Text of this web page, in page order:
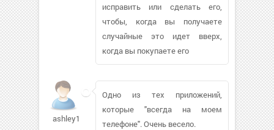
исправить или сделать его,
чтобы, когда вы получаете
случайные это идет вверх,
когда вы покупаете его
ashley1829
Одно из тех приложений,
которые "всегда на моем
телефоне". Очень весело.